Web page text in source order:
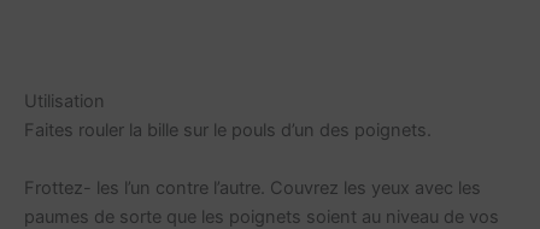
Utilisation
Faites rouler la bille sur le pouls d’un des poignets.
Frottez- les l’un contre l’autre. Couvrez les yeux avec les
paumes de sorte que les poignets soient au niveau de vos